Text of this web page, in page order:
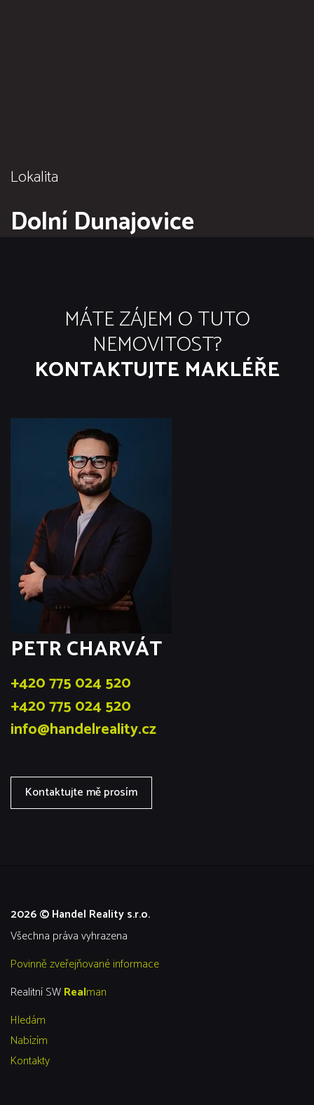
Lokalita
Dolní Dunajovice
MÁTE ZÁJEM O TUTO
NEMOVITOST?
KONTAKTUJTE MAKLÉŘE
PETR CHARVÁT
+420 775 024 520
+420 775 024 520
info@handelreality.cz
Kontaktujte mě prosím
2026 © Handel Reality s.r.o.
všechna práva vyhrazena
Povinně zveřejňované informace
Realitní SWRealman
Hledám
Nabízím
Kontakty